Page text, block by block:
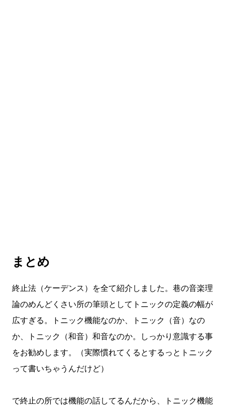
まとめ
終止法（ケーデンス）を全て紹介しました。巷の音楽理
論のめんどくさい所の筆頭としてトニックの定義の幅が
広すぎる。トニック機能なのか、トニック（音）なの
か、トニック（和音）和音なのか。しっかり意識する事
をお勧めします。（実際慣れてくるとするっとトニック
って書いちゃうんだけど）
で終止の所では機能の話してるんだから、トニック機能